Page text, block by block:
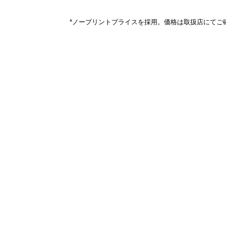
*ノープリントプライスを採用。価格は取扱店にてご